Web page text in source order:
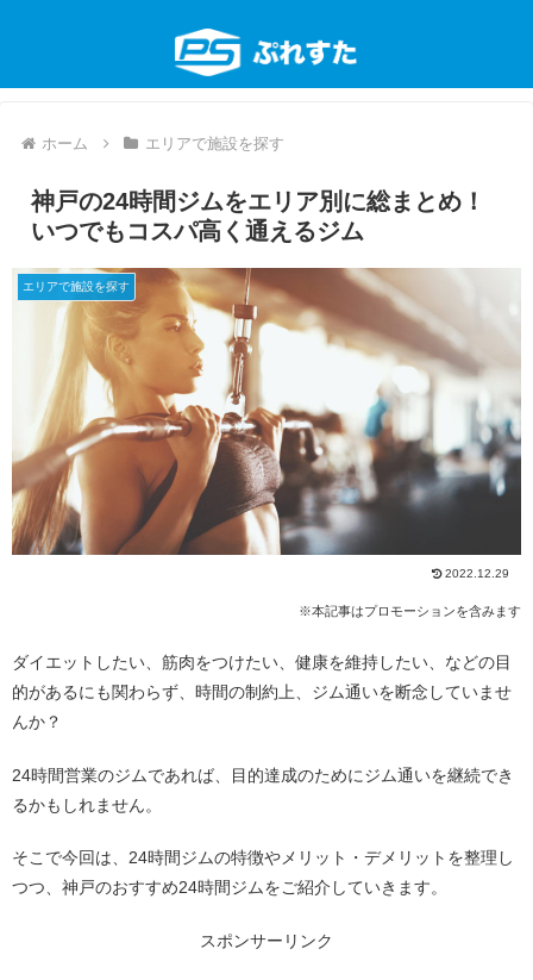
ホーム エリアで施設を探す
神戸の24時間ジムをエリア別に総まとめ！
いつでもコスパ高く通えるジム
エリアで施設を探す
2022.12.29
※本記事はプロモーションを含みます
ダイエットしたい、筋肉をつけたい、健康を維持したい、などの目
的があるにも関わらず、時間の制約上、ジム通いを断念していませ
んか？
24時間営業のジムであれば、目的達成のためにジム通いを継続でき
るかもしれません。
そこで今回は、24時間ジムの特徴やメリット・デメリットを整理し
つつ、神戸のおすすめ24時間ジムをご紹介していきます。
スポンサーリンク